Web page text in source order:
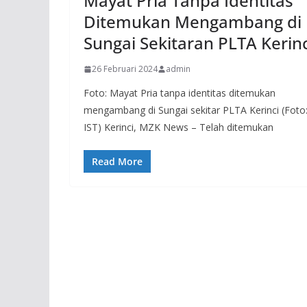
Ditemukan Mengambang di
Sungai Sekitaran PLTA
26 Februari 2024 admin
Foto: Mayat Pria tanpa identitas ditemukan
mengambang di Sungai sekitar PLTA Kerinci (Foto:
IST) Kerinci, MZK News – Telah ditemukan
Read More